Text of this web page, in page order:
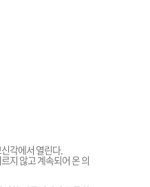
각에서 열린다.
지 않고 계속되어 온 의